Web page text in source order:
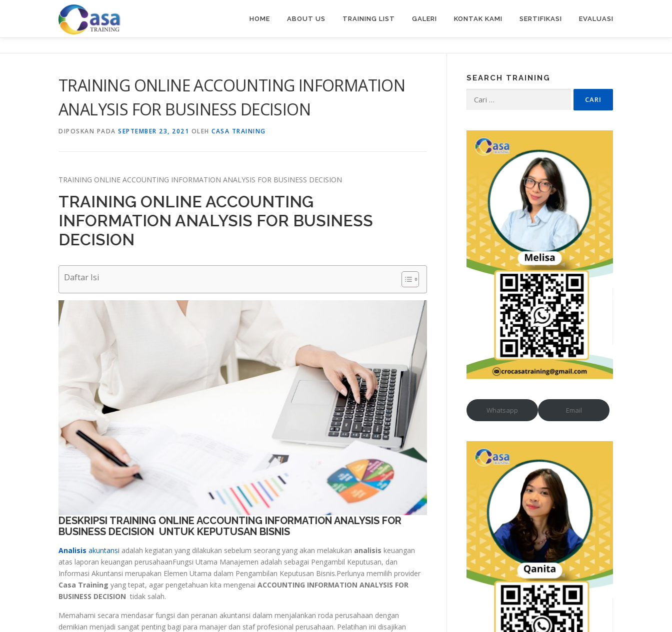
HOME ABOUT US TRAINING LIST GALERI KONTAK KAMI SERTIFIKASI EVALUASI
TRAINING ONLINE ACCOUNTING INFORMATION
ANALYSIS FOR BUSINESS DECISION
DIPOSKAN PADA SEPTEMBER 23, 2021 OLEH CASA TRAINING
TRAINING ONLINE ACCOUNTING INFORMATION ANALYSIS FOR BUSINESS DECISION
TRAINING ONLINE ACCOUNTING
INFORMATION ANALYSIS FOR BUSINESS
DECISION
Daftar Isi
DESKRIPSI TRAINING ONLINE ACCOUNTING INFORMATION ANALYSIS FOR
BUSINESS DECISION UNTUK KEPUTUSAN BISNIS
Analisis akuntansi adalah kegiatan yang dilakukan sebelum seorang yang akan melakukan analisis keuangan
atas laporan keuangan perusahaanFungsi Utama Manajemen adalah sebagai Pengambil Keputusan, dan
Informasi Akuntansi merupakan Elemen Utama dalam Pengambilan Keputusan Bisnis.Perlunya memilih provider
Casa Training yang tepat, agar pengetahuan kita mengenai ACCOUNTING INFORMATION ANALYSIS FOR
BUSINESS DECISION tidak salah.
Memahami secara mendasar fungsi dan peranan akuntansi dalam menjalankan roda perusahaan dengan
demikian menjadi sangat penting bagi para manajer dan staf profesional perusahaan. Pelatihan ini disajikan
SEARCH TRAINING
untuk:
Whatsapp Email